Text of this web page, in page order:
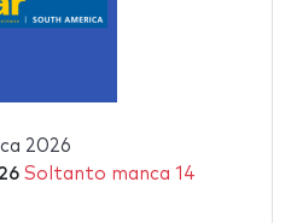
2026
Soltanto manca 14